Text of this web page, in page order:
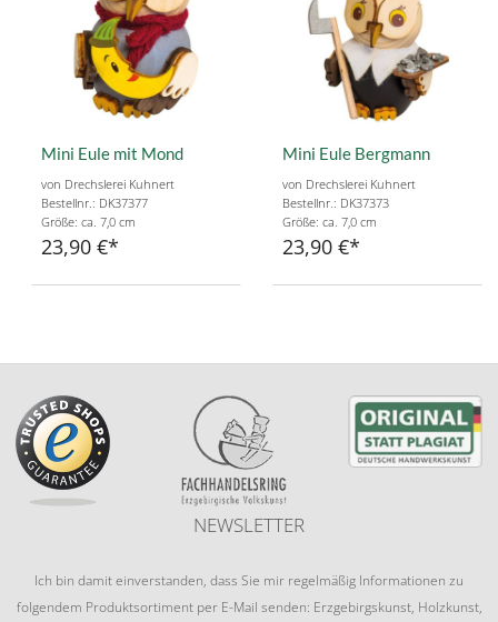
Mini Eule mit Mond
von Drechslerei Kuhnert
Bestellnr.: DK37377
Größe: ca. 7,0 cm
23,90 €
Mini Eule Bergmann
von Drechslerei Kuhnert
Bestellnr.: DK37373
Größe: ca. 7,0 cm
23,90 €
NEWSLETTER
Ich bin damit einverstanden, dass Sie mir regelmäßig Informationen zu
folgendem Produktsortiment per E-Mail senden: Erzgebirgskunst, Holzkunst,